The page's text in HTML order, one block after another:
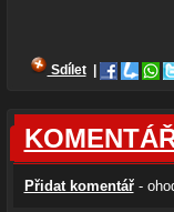
Sdílet
Přidat komentář-